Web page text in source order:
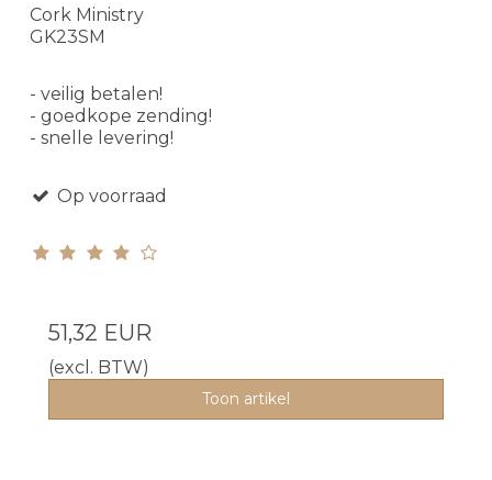
Cork Ministry
GK23SM
- veilig betalen!
- goedkope zending!
- snelle levering!
Op voorraad
51,32 EUR
(excl. BTW)
Toon artikel